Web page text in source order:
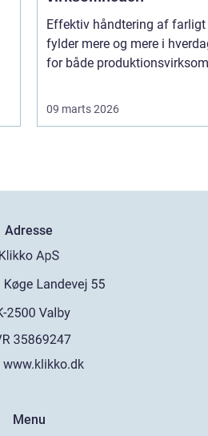
Effektiv håndtering af
fylder mere og mere i
for både
09 marts 2026
Adresse
www.klikko.dk
Menu